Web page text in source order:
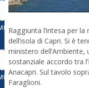
Raggiunta l’intesa per
dell’isola di Capri. Si è
ministero
sostanziale accordo tra
Anacapri. Sul tavolo
Faraglioni.